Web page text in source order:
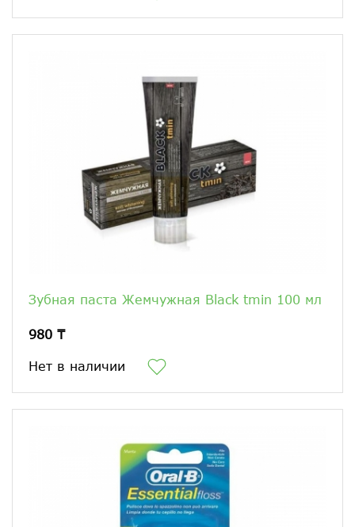
Зубная паста Жемчужная Black tmin 100 мл
980 ₸
Нет в наличии